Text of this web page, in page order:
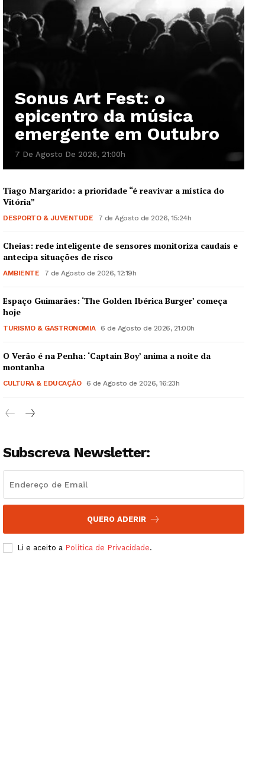
Sonus Art Fest: o
epicentro da música
emergente em Outubro
7 De Agosto De 2026, 21:00h
Tiago Margarido: a prioridade “é reavivar a mística do
Vitória”
DESPORTO & JUVENTUDE 7 de Agosto de 2026, 15:24h
Cheias: rede inteligente de sensores monitoriza caudais e
antecipa situações de risco
AMBIENTE 7 de Agosto de 2026, 12:19h
Espaço Guimarães: ‘The Golden Ibérica Burger’ começa
hoje
TURISMO & GASTRONOMIA 6 de Agosto de 2026, 21:00h
O Verão é na Penha: ‘Captain Boy’ anima a noite da
montanha
CULTURA & EDUCAÇÃO 6 de Agosto de 2026, 16:23h
Subscreva Newsletter:
QUERO ADERIR
Li e aceito a Política de Privacidade.